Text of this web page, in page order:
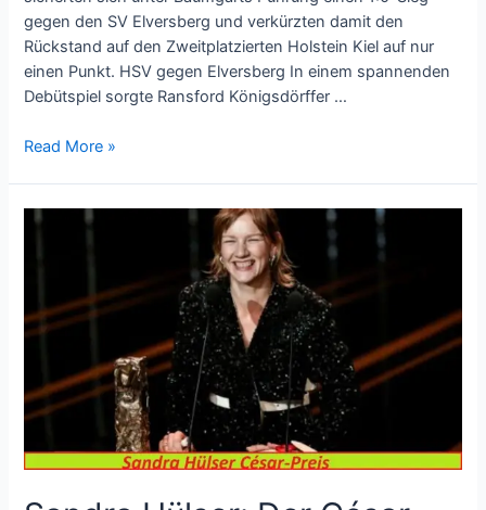
gegen den SV Elversberg und verkürzten damit den
Rückstand auf den Zweitplatzierten Holstein Kiel auf nur
einen Punkt. HSV gegen Elversberg In einem spannenden
Debütspiel sorgte Ransford Königsdörffer …
Read More »
Sandra
Gewinn
europäischen
Filmerfolg